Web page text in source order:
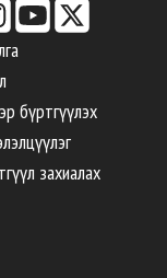
бүртгүүлэх
захиалах